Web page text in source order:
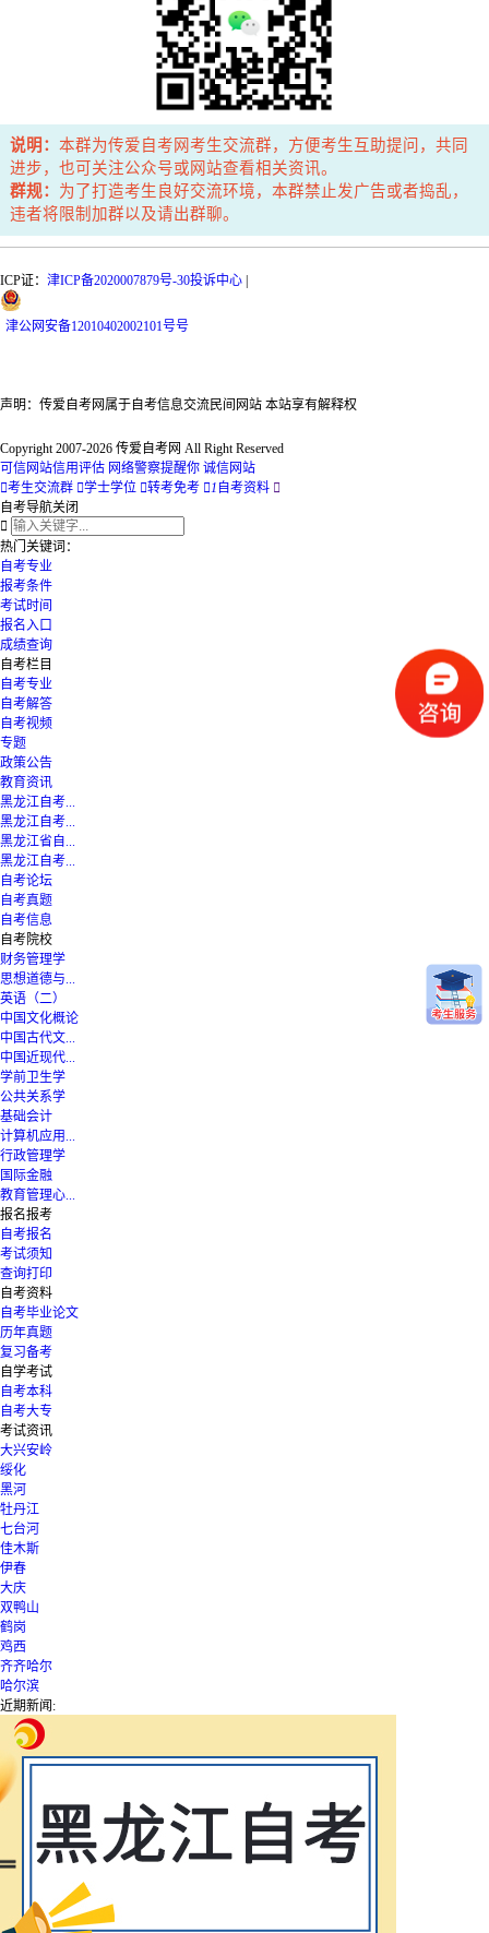
说明： 本群为传爱自考网考生交流群，方便考生互助提问，共同
进步，也可关注公众号或网站查看相关资讯。
群规： 为了打造考生良好交流环境，本群禁止发广告或者捣乱，
违者将限制加群以及请出群聊。
ICP证： 津ICP备2020007879号-30投诉中心
津公网安备12010402002101号号
声明：传爱自考网属于自考信息交流民间网站 本站享有解释权
Copyright 2007-2026 传爱自考网 All Right Reserved
可信网站信用评估 网络警察提醒你 诚信网站
考生交流群 学士学位 转考免考 1 自考资料 
自考导航关闭

热门关键词：
自考专业
报考条件
考试时间
报名入口
成绩查询
自考栏目
自考专业
自考解答
自考视频
专题
政策公告
教育资讯
黑龙江自考...
黑龙江自考...
黑龙江省自...
黑龙江自考...
自考论坛
自考真题
自考信息
自考院校
财务管理学
思想道德与...
英语（二）
中国文化概论
中国古代文...
中国近现代...
学前卫生学
公共关系学
基础会计
计算机应用...
行政管理学
国际金融
教育管理心...
报名报考
自考报名
考试须知
查询打印
自考资料
自考毕业论文
历年真题
复习备考
自学考试
自考本科
自考大专
考试资讯
大兴安岭
绥化
黑河
牡丹江
七台河
佳木斯
伊春
大庆
双鸭山
鹤岗
鸡西
齐齐哈尔
哈尔滨
近期新闻: